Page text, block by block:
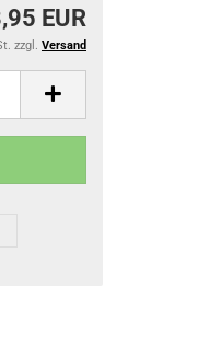
EUR
zzgl. Versand